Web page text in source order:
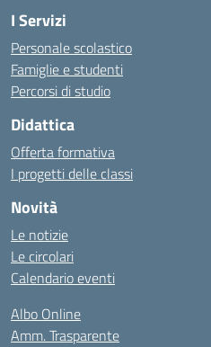
I Servizi
Personale scolastico
Famiglie e studenti
Percorsi di studio
Didattica
Offerta formativa
I progetti delle classi
Novità
Le notizie
Le circolari
Calendario eventi
Albo Online
Amm. Trasparente